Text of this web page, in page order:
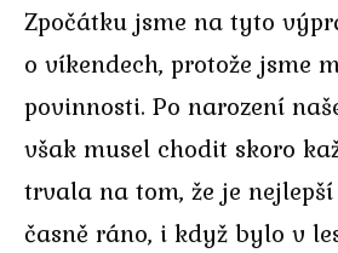
Zpočátku jsme na tyto
o víkendech, protože jsme
povinnosti. Po narození
však musel chodit skoro
trvala na tom, že je
časně ráno, i když bylo v